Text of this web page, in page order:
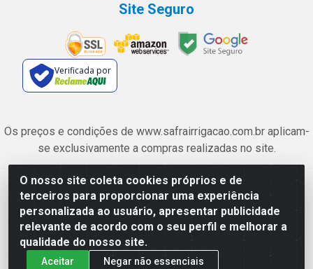
O nosso site coleta cookies próprios e de
terceiros para proporcionar uma experiência
personalizada ao usuário, apresentar publicidade
relevante de acordo com o seu perfil e melhorar a
qualidade do nosso site.
Aceitar Negar não essenciais
Site Seguro
Verificada por
Os preços e condições de www.safrairrigacao.com.br aplicam-
se exclusivamente a compras realizadas no site.
Safra Agrícola e Pecuária LTDA - Avenida Castelo Branco, 5330 -
Esplanada dos Anicuns, Goiânia/GO - CEP 74.433-205 - CNPJ
06.315.490/0001-00